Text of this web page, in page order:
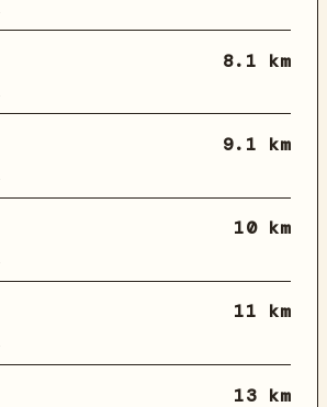
8.1 km
9.1 km
10 km
11 km
13 km